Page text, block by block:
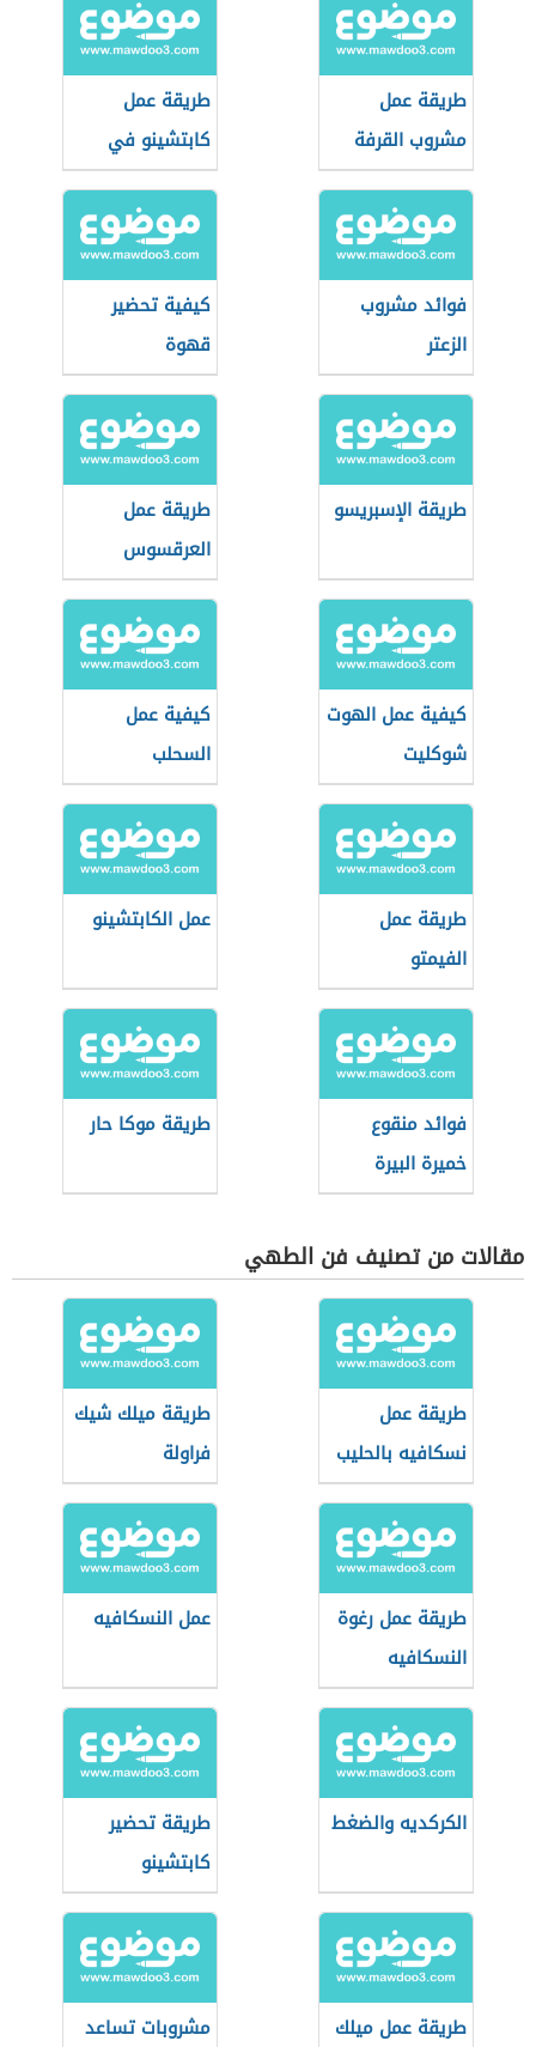
طريقة عمل
مشروب القرفة
طريقة عمل
كابتشينو في
البيت
فوائد مشروب
الزعتر
كيفية تحضير
قهوة
طريقة الإسبريسو
طريقة عمل
العرقسوس
كيفية عمل الهوت
شوكليت
كيفية عمل
السحلب
طريقة عمل
الفيمتو
عمل الكابتشينو
فوائد منقوع
خميرة البيرة
طريقة موكا حار
مقالات من تصنيف فن الطهي
طريقة عمل
نسكافيه بالحليب
طريقة ميلك شيك
فراولة
طريقة عمل رغوة
النسكافيه
عمل النسكافيه
الكركديه والضغط
طريقة تحضير
كابتشينو
طريقة عمل ميلك
مشروبات تساعد